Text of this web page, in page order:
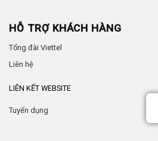
HỖ TRỢ KHÁCH HÀNG
Tổng đài Viettel
Liên hệ
LIÊN KẾT WEBSITE
Tuyển dụng